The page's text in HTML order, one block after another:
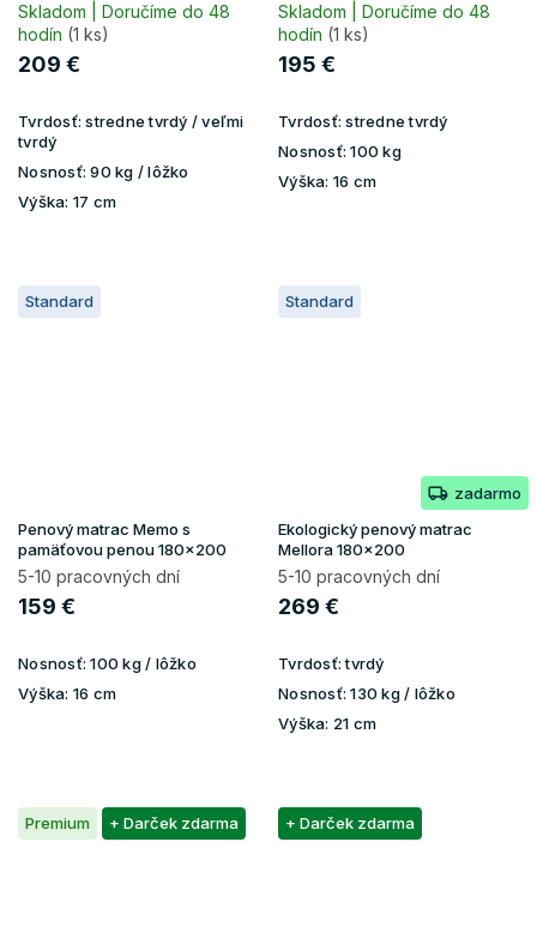
Skladom | Doručíme do 48
hodín (1 ks)
209 €
Tvrdosť: stredne tvrdý / veľmi
tvrdý
Nosnosť: 90 kg / lôžko
Výška: 17 cm
Skladom | Doručíme do 48
hodín (1 ks)
195 €
Tvrdosť: stredne tvrdý
Nosnosť: 100 kg
Výška: 16 cm
Standard
Penový matrac Memo s
pamäťovou penou 180x200
5-10 pracovných dní
159 €
Nosnosť: 100 kg / lôžko
Výška: 16 cm
Standard
zadarmo
Ekologický penový matrac
Mellora 180x200
5-10 pracovných dní
269 €
Tvrdosť:tvrdý
Nosnosť: 130 kg / lôžko
Výška: 21 cm
Premium + Darček zdarma + Darček zdarma